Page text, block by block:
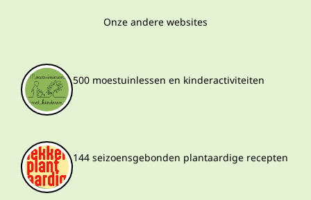
Onze andere websites
500 moestuinlessen en kinderactiviteiten
144 seizoensgebonden plantaardige recepten